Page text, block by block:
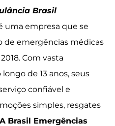
Brasil
uma empresa que se
emergências médicas
Com vasta
de 13 anos, seus
confiável e
simples, resgates
A Brasil Emergências